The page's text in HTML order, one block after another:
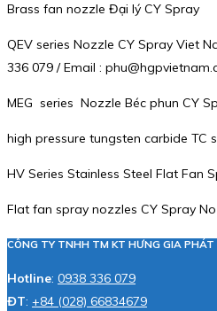
Brass fan nozzle Đại lý CY Spray
QEV series Nozzle CY Spray Viet
336 079 / Email :
MEG series Nozzle Béc phun CY
high pressure tungsten carbide TC
HV Series Stainless Steel Flat Fan
Flat fan spray nozzles CY Spray
CÔNG TY TNHH TM KT HƯNG GIA PHÁT
Hotline: 0938 336 079
ĐT: +84 (028) 66834679